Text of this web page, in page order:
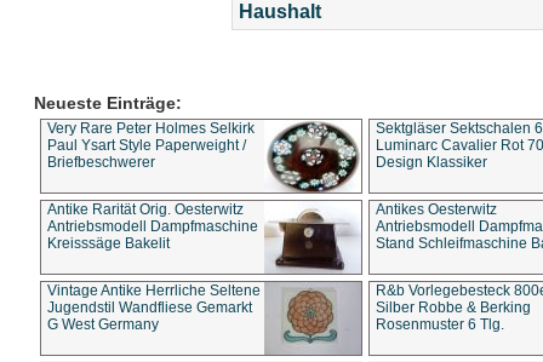
Haushalt
Neueste Einträge:
Very Rare Peter Holmes Selkirk
Paul Ysart Style Paperweight /
Briefbeschwerer
Sektgläser Sektschalen
Luminarc Cavalier Rot
Design Klassiker
Antike Rarität Orig. Oesterwitz
Antriebsmodell Dampfmaschine
Kreisssäge Bakelit
Antikes Oesterwitz
Antriebsmodell
Stand Schleifmaschine
Vintage Antike Herrliche Seltene
Jugendstil Wandfliese Gemarkt
G West Germany
R&b Vorlegebesteck
Silber Robbe & Berking
Rosenmuster 6 Tlg.